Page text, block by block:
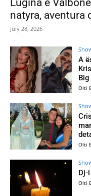
Lugina e
natyra, aventura
July 28, 2026
A
Olti
Olti
Dj-
Olti